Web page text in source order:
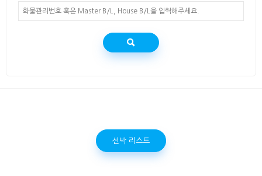
선박 리스트